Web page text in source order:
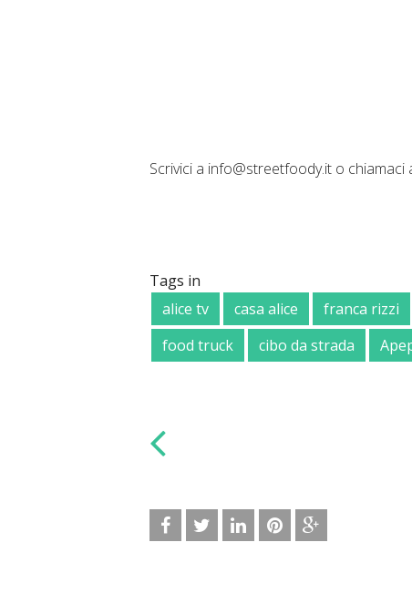
Scrivici a info@streetfoody.it o chiamaci
Tags in
alice tv
casa alice franca rizzi
food truck
cibo da strada